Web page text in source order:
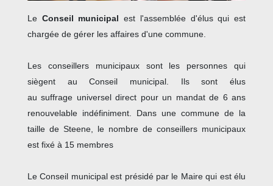
Le Conseil municipal est l'assemblée d'élus qui est
chargée de gérer les affaires d'une commune.
Les conseillers municipaux sont les personnes qui
siègent au Conseil municipal. Ils sont élus
au suffrage universel direct pour un mandat de 6 ans
renouvelable indéfiniment. Dans une commune de la
taille de Steene, le nombre de conseillers municipaux
est fixé à 15 membres
Le Conseil municipal est présidé par le Maire qui est élu